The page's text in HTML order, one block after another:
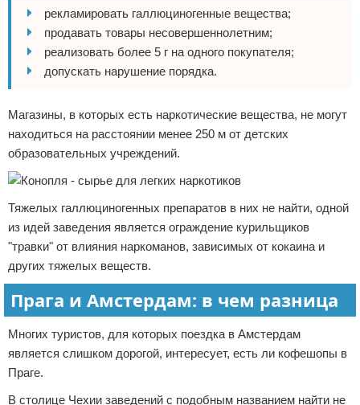
рекламировать галлюциногенные вещества;
продавать товары несовершеннолетним;
реализовать более 5 г на одного покупателя;
допускать нарушение порядка.
Магазины, в которых есть наркотические вещества, не могут
находиться на расстоянии менее 250 м от детских
образовательных учреждений.
Тяжелых галлюциногенных препаратов в них не найти, одной
из идей заведения является ограждение курильщиков
"травки" от влияния наркоманов, зависимых от кокаина и
других тяжелых веществ.
Прага и Амстердам: в чем разница
Многих туристов, для которых поездка в Амстердам
является слишком дорогой, интересует, есть ли кофешопы в
Праге.
В столице Чехии заведений с подобным названием найти не